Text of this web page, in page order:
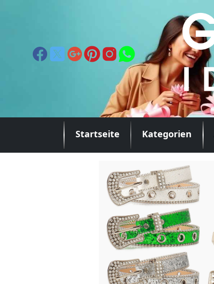
Startseite Kategorien